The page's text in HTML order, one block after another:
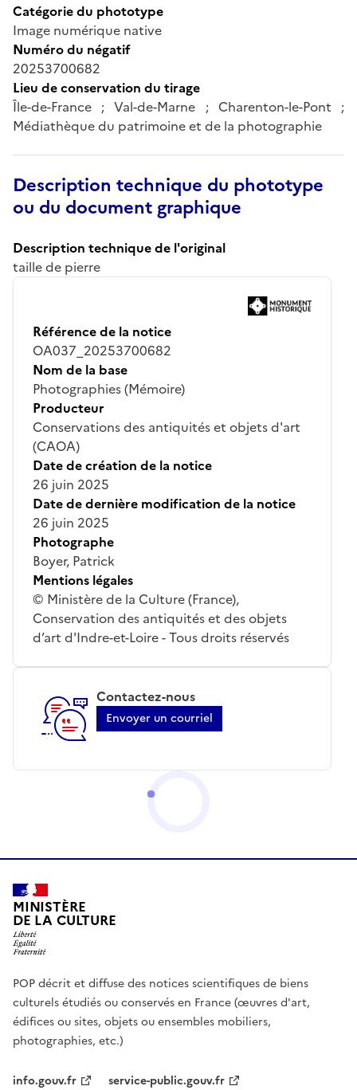
Catégorie du phototype
Image numérique native
Numéro du négatif
20253700682
Lieu de conservation du tirage
Île-de-France ; Val-de-Marne ; Charenton-le-Pont ;
Médiathèque du patrimoine et de la photographie
Description technique du phototype
ou du document graphique
Description technique de l'original
taille de pierre
Référence de la notice
OA037_20253700682
Nom de la base
Photographies (Mémoire)
Producteur
Conservations des antiquités et objets d'art
(CAOA)
Date de création de la notice
26 juin 2025
Date de dernière modification de la notice
26 juin 2025
Photographe
Boyer, Patrick
Mentions légales
© Ministère de la Culture (France),
Conservation des antiquités et des objets
d’art d'Indre-et-Loire - Tous droits réservés
Contactez-nous
Envoyer un courriel
MINISTÈRE
DE LA CULTURE
POP décrit et diffuse des notices scientifiques de biens
culturels étudiés ou conservés en France (œuvres d'art,
édifices ou sites, objets ou ensembles mobiliers,
photographies, etc.)
info.gouv.fr service-public.gouv.fr